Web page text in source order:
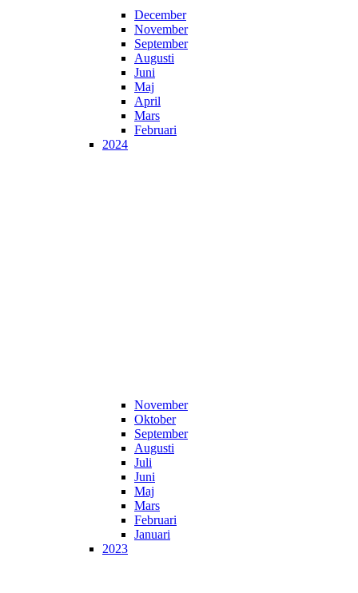
December
November
September
Augusti
Juni
Maj
April
Mars
Februari
2024
November
Oktober
September
Augusti
Juli
Juni
Maj
Mars
Februari
Januari
2023